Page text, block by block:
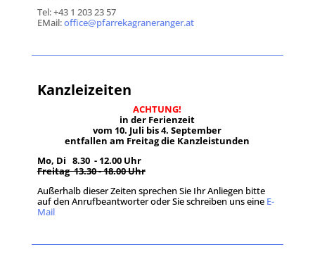
Tel: +43 1 203 23 57
EMail:office@pfarrekagraneranger.at
Kanzleizeiten
ACHTUNG!
in der Ferienzeit
vom 10. Juli bis 4. September
entfallen am Freitag die Kanzleistunden
Mo, Di 8.30 - 12.00 Uhr
Freitag 13.30 - 18.00 Uhr
Außerhalb dieser Zeiten sprechen Sie Ihr Anliegen bitte
auf den Anrufbeantworter oder Sie schreiben uns eine E-
Mail.